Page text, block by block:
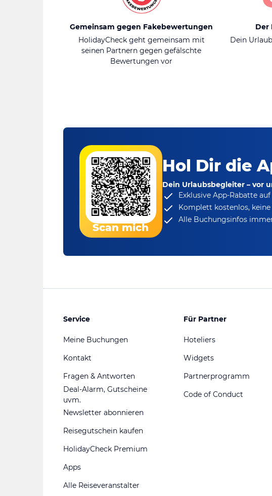
Gemeinsam gegen Fakebewertungen
HolidayCheck geht gemeinsam mit
seinen Partnern gegen gefälschte
Bewertungen vor
Der
Dein
Scan mich
Hol Dir die
Dein Urlaubsbegleiter – vor
Exklusive App-Rabatteauf
Komplett kostenlos,
Alle Buchungsinfos
Service
Meine Buchungen
Kontakt
Fragen & Antworten
Deal-Alarm, Gutscheine
uvm.
Newsletter abonnieren
Reisegutschein kaufen
HolidayCheck Premium
Apps
Alle Reiseveranstalter
Für Partner
Hoteliers
Widgets
Partnerprogramm
Code of Conduct